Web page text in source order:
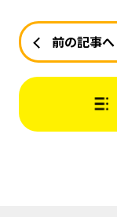
前の記事へ